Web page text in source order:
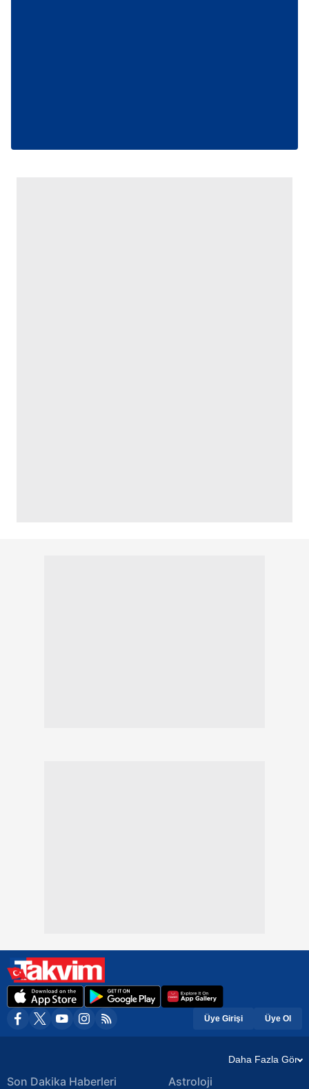
Üye Girişi Üye Ol
Daha Fazla Gör
Son Dakika Haberleri Astroloji